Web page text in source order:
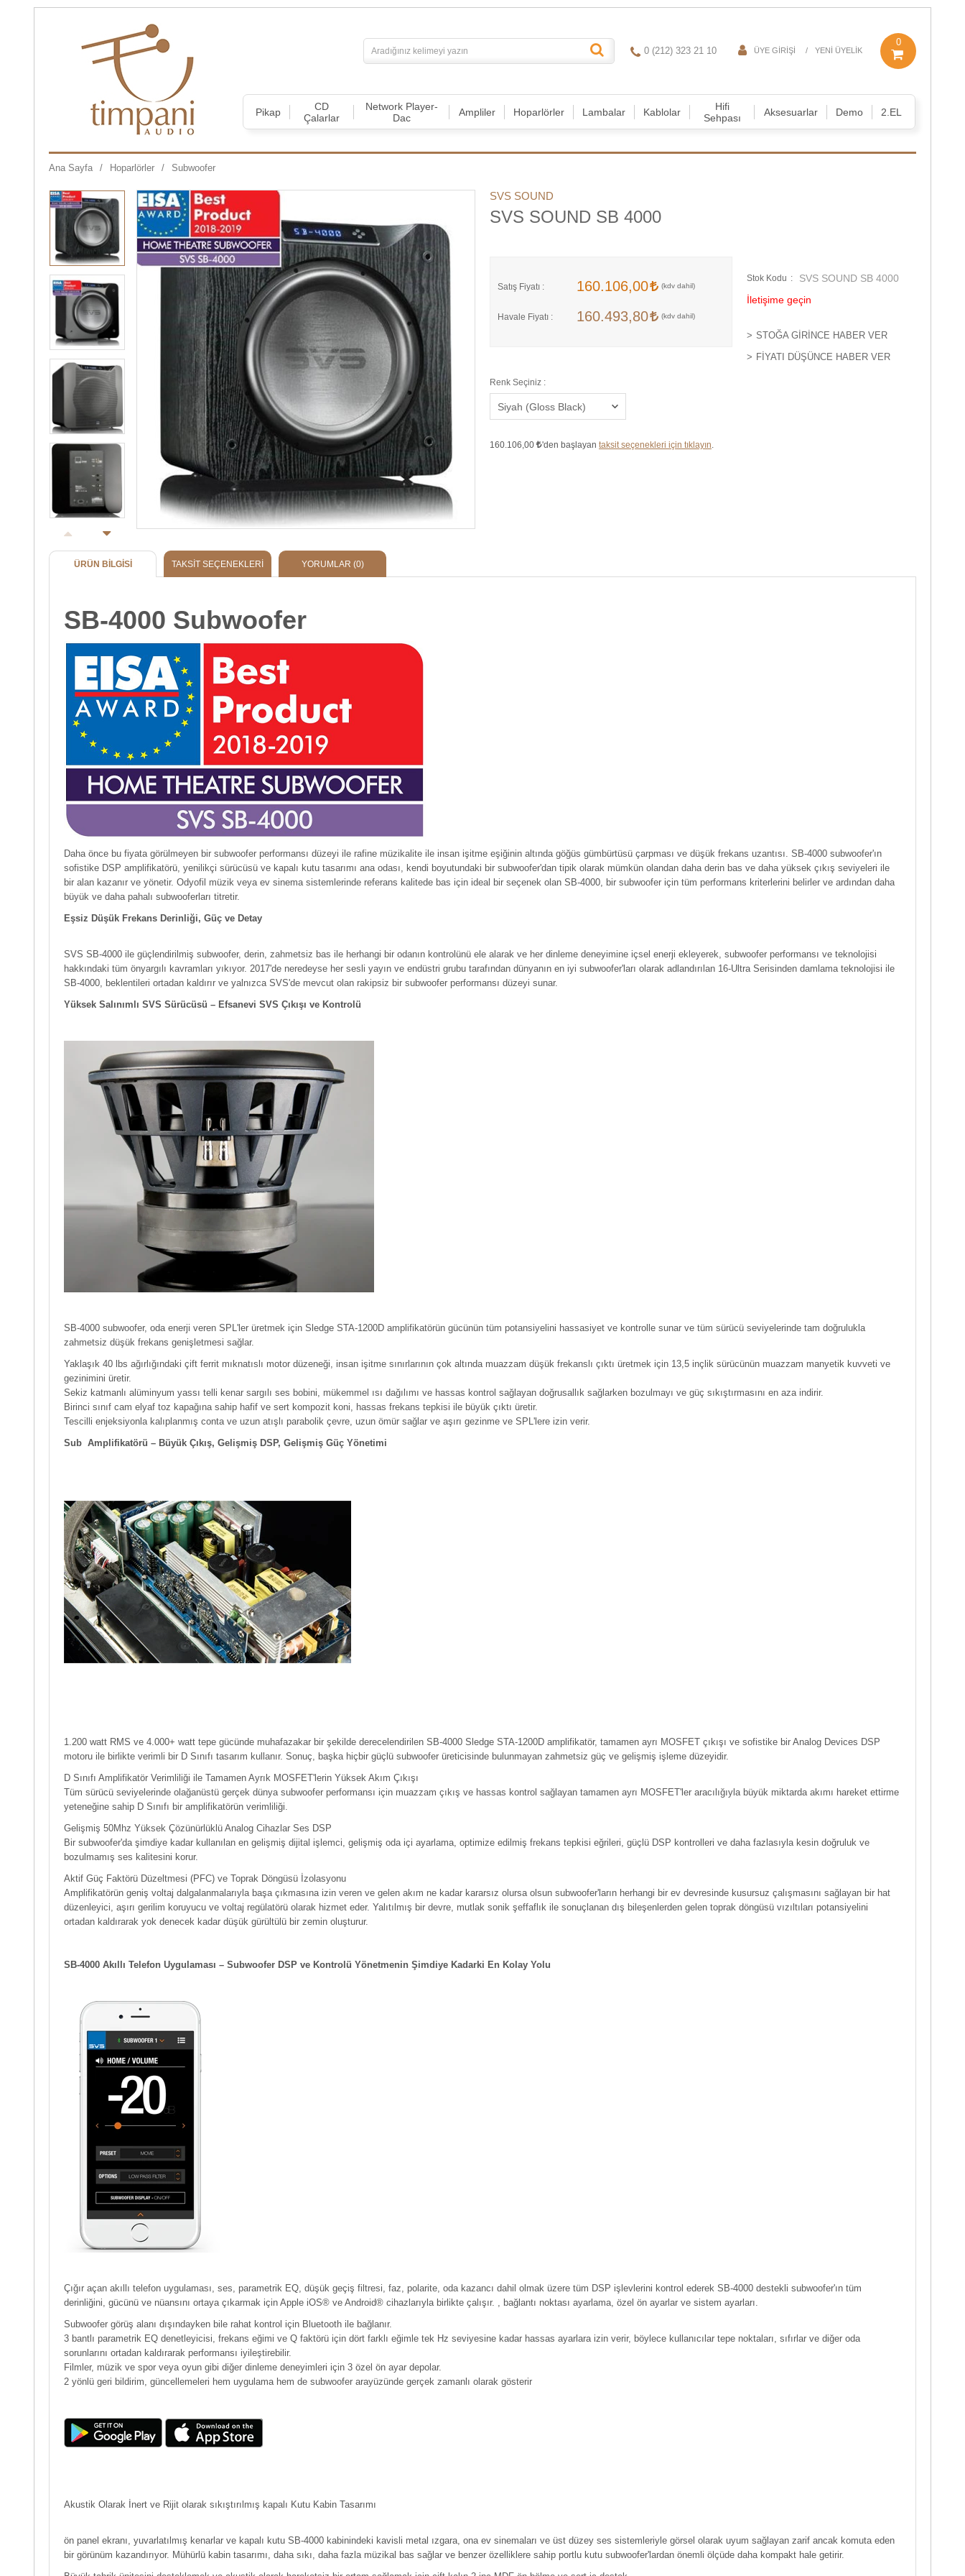
0 (212) 323 21 10 ÜYE GIRIŞI YENI ÜYELIK
0
Pikap
CD
Çalarlar
Network Player-
Dac
Ampliler Hoparlörler Lambalar Kablolar
Hifi
Sehpası
Aksesuarlar Demo 2.EL
Ana Sayfa Hoparlörler Subwoofer
SVS SOUND
SVS SOUND SB 4000
Satış Fiyatı : 160.106,00
Havale Fiyatı : 160.493,80
Stok Kodu
SVS SOUND SB 4000
İletişime geçin
STOĞA GIRINCE HABER VER
FIYATI DÜŞÜNCE HABER VER
Renk Seçiniz :
160.106,00 'den başlayan taksit seçenekleri için tıklayın.
ÜRÜN BILGISI TAKSIT SEÇENEKLERI YORUMLAR (0)
SB-4000 Subwoofer
Daha önce bu fiyata görülmeyen bir subwoofer performansı düzeyi ile rafine müzikalite ile insan işitme eşiğinin altında göğüs gümbürtüsü çarpması ve düşük frekans uzantısı. SB-4000 subwoofer'ın
sofistike DSP amplifikatörü, yenilikçi sürücüsü ve kapalı kutu tasarımı ana odası, kendi boyutundaki bir subwoofer'dan tipik olarak mümkün olandan daha derin bas ve daha yüksek çıkış seviyeleri ile
bir alan kazanır ve yönetir. Odyofil müzik veya ev sinema sistemlerinde referans kalitede bas için ideal bir seçenek olan SB-4000, bir subwoofer için tüm performans kriterlerini belirler ve ardından daha
büyük ve daha pahalı subwooferları titretir.
Eşsiz Düşük Frekans Derinliği, Güç ve Detay
SVS SB-4000 ile güçlendirilmiş subwoofer, derin, zahmetsiz bas ile herhangi bir odanın kontrolünü ele alarak ve her dinleme deneyimine içsel enerji ekleyerek, subwoofer performansı ve teknolojisi
hakkındaki tüm önyargılı kavramları yıkıyor. 2017'de neredeyse her sesli yayın ve endüstri grubu tarafından dünyanın en iyi subwoofer'ları olarak adlandırılan 16-Ultra Serisinden damlama teknolojisi ile
SB-4000, beklentileri ortadan kaldırır ve yalnızca SVS'de mevcut olan rakipsiz bir subwoofer performansı düzeyi sunar.
Yüksek Salınımlı SVS Sürücüsü – Efsanevi SVS Çıkışı ve Kontrolü
SB-4000 subwoofer, oda enerji veren SPL'ler üretmek için Sledge STA-1200D amplifikatörün gücünün tüm potansiyelini hassasiyet ve kontrolle sunar ve tüm sürücü seviyelerinde tam doğrulukla
zahmetsiz düşük frekans genişletmesi sağlar.
Yaklaşık 40 lbs ağırlığındaki çift ferrit mıknatıslı motor düzeneği, insan işitme sınırlarının çok altında muazzam düşük frekanslı çıktı üretmek için 13,5 inçlik sürücünün muazzam manyetik kuvveti ve
gezinimini üretir.
Sekiz katmanlı alüminyum yassı telli kenar sargılı ses bobini, mükemmel ısı dağılımı ve hassas kontrol sağlayan doğrusallık sağlarken bozulmayı ve güç sıkıştırmasını en aza indirir.
Birinci sınıf cam elyaf toz kapağına sahip hafif ve sert kompozit koni, hassas frekans tepkisi ile büyük çıktı üretir.
Tescilli enjeksiyonla kalıplanmış conta ve uzun atışlı parabolik çevre, uzun ömür sağlar ve aşırı gezinme ve SPL'lere izin verir.
Sub Amplifikatörü – Büyük Çıkış, Gelişmiş DSP, Gelişmiş Güç Yönetimi
1.200 watt RMS ve 4.000+ watt tepe gücünde muhafazakar bir şekilde derecelendirilen SB-4000 Sledge STA-1200D amplifikatör, tamamen ayrı MOSFET çıkışı ve sofistike bir Analog Devices DSP
motoru ile birlikte verimli bir D Sınıfı tasarım kullanır. Sonuç, başka hiçbir güçlü subwoofer üreticisinde bulunmayan zahmetsiz güç ve gelişmiş işleme düzeyidir.
D Sınıfı Amplifikatör Verimliliği ile Tamamen Ayrık MOSFET'lerin Yüksek Akım Çıkışı
Tüm sürücü seviyelerinde olağanüstü gerçek dünya subwoofer performansı için muazzam çıkış ve hassas kontrol sağlayan tamamen ayrı MOSFET'ler aracılığıyla büyük miktarda akımı hareket ettirme
yeteneğine sahip D Sınıfı bir amplifikatörün verimliliği.
Gelişmiş 50Mhz Yüksek Çözünürlüklü Analog Cihazlar Ses DSP
Bir subwoofer'da şimdiye kadar kullanılan en gelişmiş dijital işlemci, gelişmiş oda içi ayarlama, optimize edilmiş frekans tepkisi eğrileri, güçlü DSP kontrolleri ve daha fazlasıyla kesin doğruluk ve
bozulmamış ses kalitesini korur.
Aktif Güç Faktörü Düzeltmesi (PFC) ve Toprak Döngüsü İzolasyonu
Amplifikatörün geniş voltaj dalgalanmalarıyla başa çıkmasına izin veren ve gelen akım ne kadar kararsız olursa olsun subwoofer'ların herhangi bir ev devresinde kusursuz çalışmasını sağlayan bir hat
düzenleyici, aşırı gerilim koruyucu ve voltaj regülatörü olarak hizmet eder. Yalıtılmış bir devre, mutlak sonik şeffaflık ile sonuçlanan dış bileşenlerden gelen toprak döngüsü vızıltıları potansiyelini
ortadan kaldırarak yok denecek kadar düşük gürültülü bir zemin oluşturur.
SB-4000 Akıllı Telefon Uygulaması – Subwoofer DSP ve Kontrolü Yönetmenin Şimdiye Kadarki En Kolay Yolu
Çığır açan akıllı telefon uygulaması, ses, parametrik EQ, düşük geçiş filtresi, faz, polarite, oda kazancı dahil olmak üzere tüm DSP işlevlerini kontrol ederek SB-4000 destekli subwoofer'ın tüm
derinliğini, gücünü ve nüansını ortaya çıkarmak için Apple iOS® ve Android® cihazlarıyla birlikte çalışır. , bağlantı noktası ayarlama, özel ön ayarlar ve sistem ayarları.
Subwoofer görüş alanı dışındayken bile rahat kontrol için Bluetooth ile bağlanır.
3 bantlı parametrik EQ denetleyicisi, frekans eğimi ve Q faktörü için dört farklı eğimle tek Hz seviyesine kadar hassas ayarlara izin verir, böylece kullanıcılar tepe noktaları, sıfırlar ve diğer oda
sorunlarını ortadan kaldırarak performansı iyileştirebilir.
Filmler, müzik ve spor veya oyun gibi diğer dinleme deneyimleri için 3 özel ön ayar depolar.
2 yönlü geri bildirim, güncellemeleri hem uygulama hem de subwoofer arayüzünde gerçek zamanlı olarak gösterir
Akustik Olarak İnert ve Rijit olarak sıkıştırılmış kapalı Kutu Kabin Tasarımı
ön panel ekranı, yuvarlatılmış kenarlar ve kapalı kutu SB-4000 kabinindeki kavisli metal ızgara, ona ev sinemaları ve üst düzey ses sistemleriyle görsel olarak uyum sağlayan zarif ancak komuta eden
bir görünüm kazandırıyor. Mühürlü kabin tasarımı, daha sıkı, daha fazla müzikal bas sağlar ve benzer özelliklere sahip portlu kutu subwoofer'lardan önemli ölçüde daha kompakt hale getirir.